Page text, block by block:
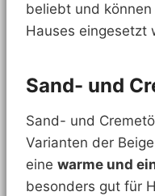
beliebt und
Hauses eingesetzt
Sand- und
Sand- und
Varianten der
eine warme und
besonders gut für